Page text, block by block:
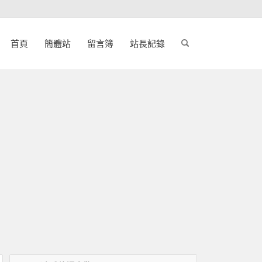
首頁 簡體站 留言簿 站長記錄